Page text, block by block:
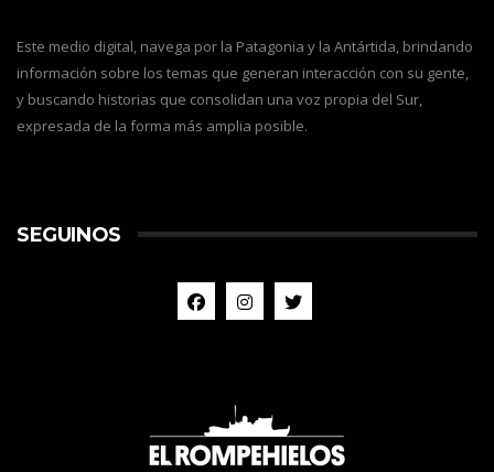
Este medio digital, navega por la Patagonia y la Antártida, brindando
información sobre los temas que generan interacción con su gente,
y buscando historias que consolidan una voz propia del Sur,
expresada de la forma más amplia posible.
SEGUINOS